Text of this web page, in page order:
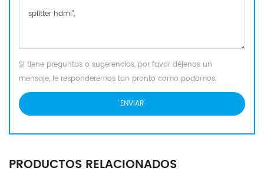
Si tiene preguntas o sugerencias, por favor déjenos un
mensaje, le responderemos tan pronto como podamos.
PRODUCTOS RELACIONADOS